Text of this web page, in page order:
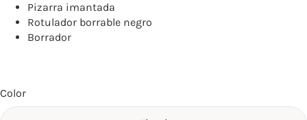
Pizarra imantada
Rotulador borrable negro
Borrador
Color